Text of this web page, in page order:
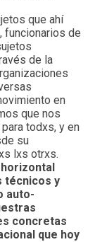
que ahí
funcionarios de
de la
en
que nos
todxs, y en
su
lxs otrxs.
técnicos y
auto-
concretas
que hoy